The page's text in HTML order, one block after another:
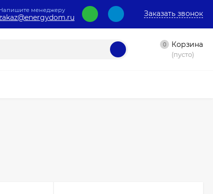
менеджеру Заказать звонок
0 Корзина
(пусто)